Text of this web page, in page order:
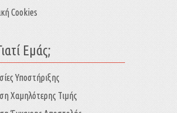
Cookies
Εμάς;
Υποστήριξης
Χαμηλότερης Τιμής